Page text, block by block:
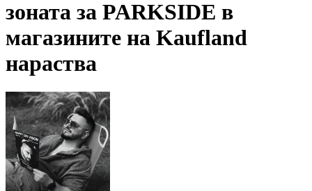
зоната за PARKSIDE в
магазините на Kaufland
нараства